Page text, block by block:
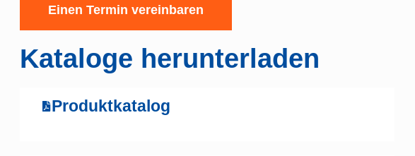
Einen Termin vereinbaren
Kataloge herunterladen
Produktkatalog